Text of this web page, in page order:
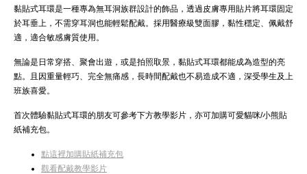
黏貼式耳環是一種專為無耳洞族群設計的飾品，透過皮膚專用貼片將耳環固定
於耳垂上，不需穿耳洞也能輕鬆配戴。採用醫療級雙面膠，黏性穩定、佩戴舒
適，適合敏感膚質使用。
無論是日常穿搭、聚會出遊，或是拍照取景，黏貼式耳環都能成為造型的亮
點。且因重量輕巧、完全無痛感，長時間配戴也不易造成不適，深受學生及上
班族喜愛。
首次體驗黏貼式耳環的朋友可參考下方教學影片，亦可加購可愛貓咪/小熊貼
紙補充包。
點這裡加購貼紙補充包
觀看配戴教學影片